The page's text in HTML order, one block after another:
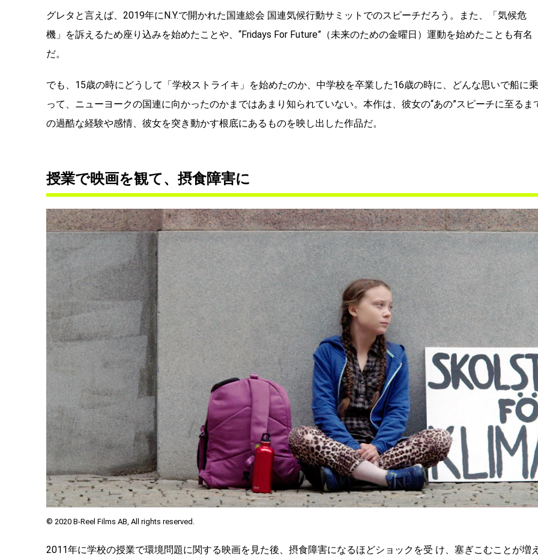
グレタと言えば、2019年にN.Y.で開かれた国連総会 国連気候行動サミットでのスピーチだろう。また、「気候危
機」を訴えるため座り込みを始めたことや、“Fridays For Future”（未来のための金曜日）運動を始めたことも有名
だ。
でも、15歳の時にどうして「学校ストライキ」を始めたのか、中学校を卒業した16歳の時に、どんな思いで船に乗
って、ニューヨークの国連に向かったのかまではあまり知られていない。本作は、彼女の“あの”スピーチに至るま
の過酷な経験や感情、彼女を突き動かす根底にあるものを映し出した作品だ。
授業で映画を観て、摂食障害に
© 2020 B-Reel Films AB, All rights reserved.
2011年に学校の授業で環境問題に関する映画を見た後、摂食障害になるほどショックを受 け、塞ぎこむことが増